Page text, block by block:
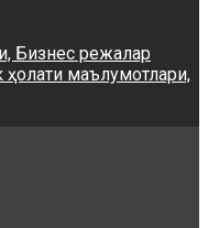
Бизнес режалар
маълумотлари,